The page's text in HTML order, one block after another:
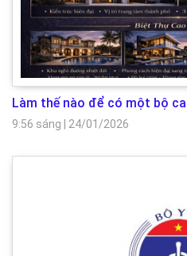
Làm thế nào để có một bộ
9:56 sáng 24/01/2026